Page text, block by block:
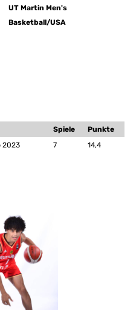
UT Martin Men's
Basketball/USA
Spiele
Punkte
2023
7 14,4